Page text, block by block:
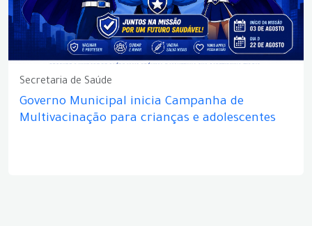
Secretaria de Saúde
Governo Municipal inicia Campanha de
Multivacinação para crianças e adolescentes